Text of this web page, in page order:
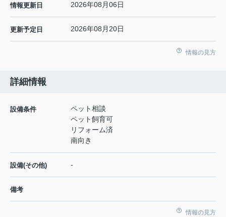
情報更新日 2026年08月06日
更新予定日 2026年08月20日
情報の見方
詳細情報
設備条件
ペット相談
ペット飼育可
リフォーム済
南向き
設備(その他) -
備考
情報の見方